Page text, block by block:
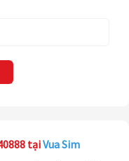
tạiVua Sim